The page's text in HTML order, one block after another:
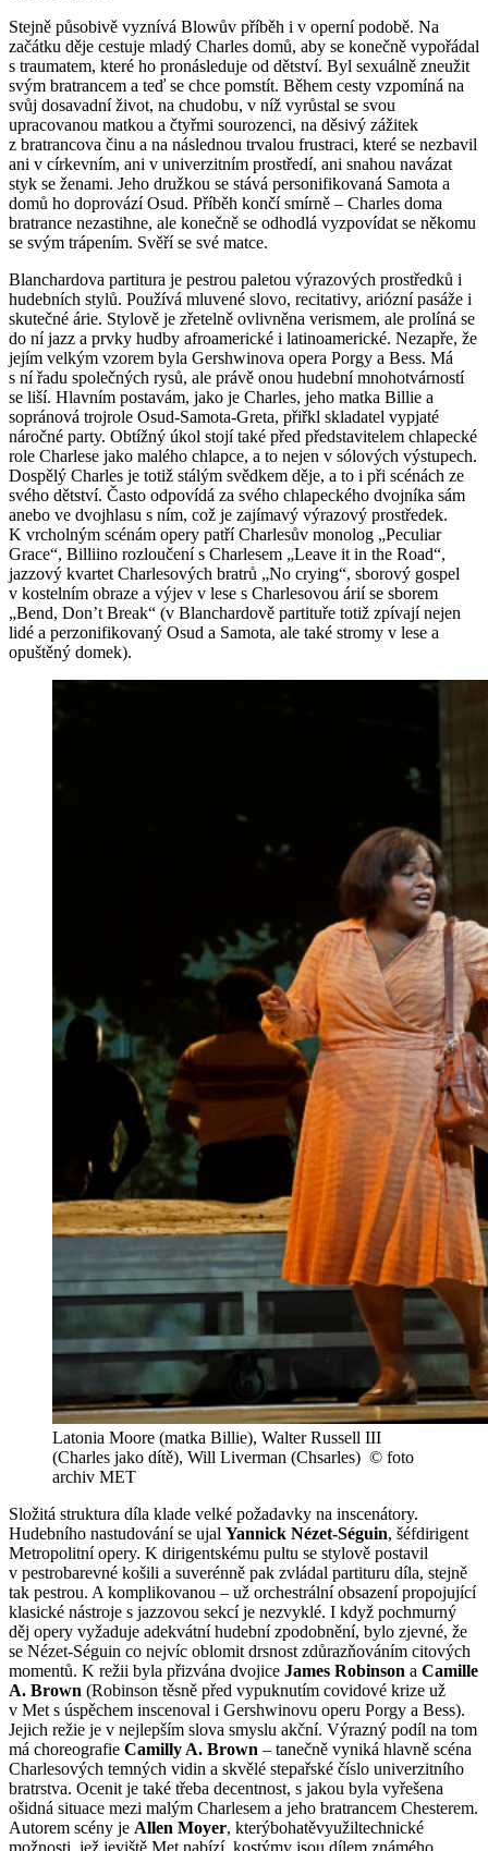
Stejně působivě vyznívá Blowův příběh i v operní podobě. Na
začátku děje cestuje mladý Charles domů, aby se konečně vypořádal
s traumatem, které ho pronásleduje od dětství. Byl sexuálně zneužit
svým bratrancem a teď se chce pomstít. Během cesty vzpomíná na
svůj dosavadní život, na chudobu, v níž vyrůstal se svou
upracovanou matkou a čtyřmi sourozenci, na děsivý zážitek
z bratrancova činu a na následnou trvalou frustraci, které se nezbavil
ani v církevním, ani v univerzitním prostředí, ani snahou navázat
styk se ženami. Jeho družkou se stává personifikovaná Samota a
domů ho doprovází Osud. Příběh končí smírně – Charles doma
bratrance nezastihne, ale konečně se odhodlá vyzpovídat se někomu
se svým trápením. Svěří se své matce.
Blanchardova partitura je pestrou paletou výrazových prostředků i
hudebních stylů. Používá mluvené slovo, recitativy, ariózní pasáže i
skutečné árie. Stylově je zřetelně ovlivněna verismem, ale prolíná se
do ní jazz a prvky hudby afroamerické i latinoamerické. Nezapře, že
jejím velkým vzorem byla Gershwinova opera Porgy a Bess. Má
s ní řadu společných rysů, ale právě onou hudební mnohotvárností
se liší. Hlavním postavám, jako je Charles, jeho matka Billie a
sopránová trojrole Osud-Samota-Greta, přiřkl skladatel vypjaté
náročné party. Obtížný úkol stojí také před představitelem chlapecké
role Charlese jako malého chlapce, a to nejen v sólových výstupech.
Dospělý Charles je totiž stálým svědkem děje, a to i při scénách ze
svého dětství. Často odpovídá za svého chlapeckého dvojníka sám
anebo ve dvojhlasu s ním, což je zajímavý výrazový prostředek.
K vrcholným scénám opery patří Charlesův monolog „Peculiar
Grace“, Billiino rozloučení s Charlesem „Leave it in the Road“,
jazzový kvartet Charlesových bratrů „No crying“, sborový gospel
v kostelním obraze a výjev v lese s Charlesovou árií se sborem
„Bend, Don’t Break“ (v Blanchardově partituře totiž zpívají nejen
lidé a perzonifikovaný Osud a Samota, ale také stromy v lese a
opuštěný domek).
Latonia Moore (matka Billie), Walter Russell III
(Charles jako dítě), Will Liverman (Chsarles) © foto
archiv MET
Složitá struktura díla klade velké požadavky na inscenátory.
Hudebního nastudování se ujal Yannick Nézet-Séguin, šéfdirigent
Metropolitní opery. K dirigentskému pultu se stylově postavil
v pestrobarevné košili a suverénně pak zvládal partituru díla, stejně
tak pestrou. A komplikovanou – už orchestrální obsazení propojující
klasické nástroje s jazzovou sekcí je nezvyklé. I když pochmurný
děj opery vyžaduje adekvátní hudební zpodobnění, bylo zjevné, že
se Nézet-Séguin co nejvíc oblomit drsnost zdůrazňováním citových
momentů. K režii byla přizvána dvojice James Robinson a Camille
A. Brown (Robinson těsně před vypuknutím covidové krize už
v Met s úspěchem inscenoval i Gershwinovu operu Porgy a Bess).
Jejich režie je v nejlepším slova smyslu akční. Výrazný podíl na tom
má choreografie Camilly A. Brown – tanečně vyniká hlavně scéna
Charlesových temných vidin a skvělé stepařské číslo univerzitního
bratrstva. Ocenit je také třeba decentnost, s jakou byla vyřešena
ošidná situace mezi malým Charlesem a jeho bratrancem Chesterem.
Autorem scény je Allen Moyer, kterýbohatěvyužiltechnické
možnosti, jež jeviště Met nabízí, kostýmy jsou dílem známého